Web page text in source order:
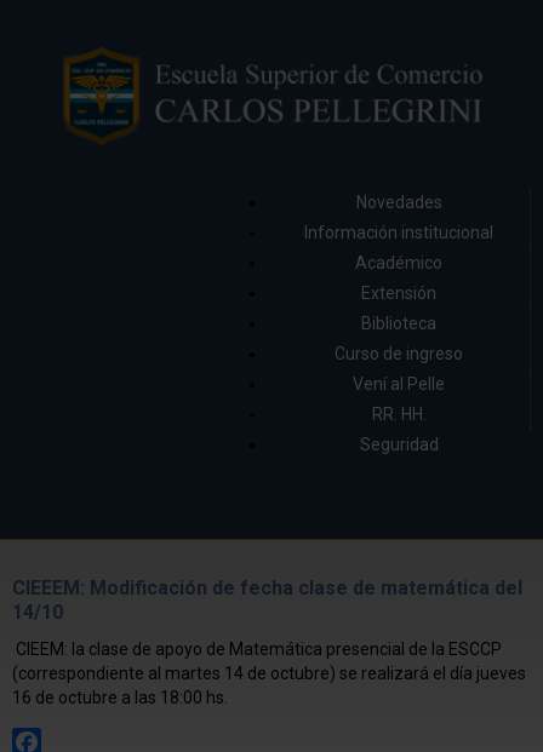
Novedades
Información institucional
Académico
Extensión
Biblioteca
Curso de ingreso
Vení al Pelle
RR. HH.
Seguridad
CIEEEM: Modificación de fecha clase de matemática del
14/10
CIEEM: la clase de apoyo de Matemática presencial de la ESCCP
(correspondiente al martes 14 de octubre) se realizará el día jueves
16 de octubre a las 18:00 hs.